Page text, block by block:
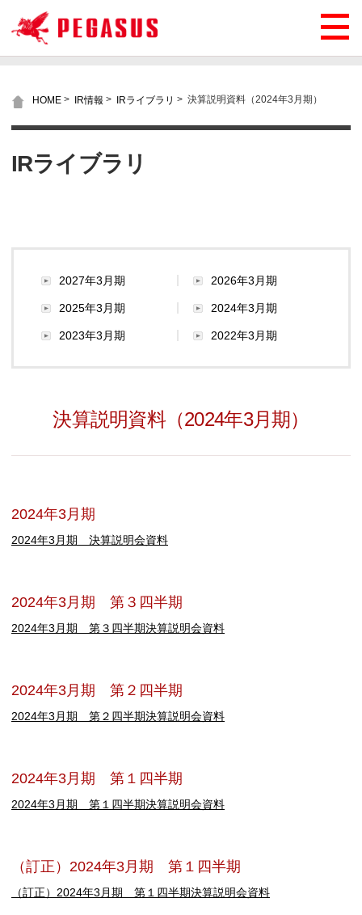
HOME > IR情報 > IRライブラリ > 決算説明資料（2024年3月期）
IRライブラリ
2027年3月期 2026年3月期
2025年3月期 2024年3月期
2023年3月期 2022年3月期
決算説明資料（2024年3月期）
2024年3月期
2024年3月期 決算説明会資料
2024年3月期 第３四半期
2024年3月期 第３四半期決算説明会資料
2024年3月期 第２四半期
2024年3月期 第２四半期決算説明会資料
2024年3月期 第１四半期
2024年3月期 第１四半期決算説明会資料
（訂正）2024年3月期 第１四半期
（訂正）2024年3月期 第１四半期決算説明会資料